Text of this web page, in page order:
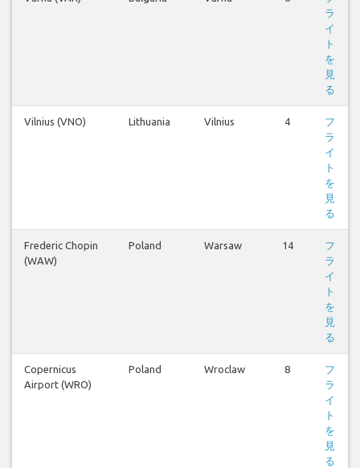
ラ
イ
ト
を
見
る
Vilnius (VNO) Lithuania Vilnius 4
フ
ラ
イ
ト
を
見
る
Frederic Chopin
(WAW)
Poland Warsaw 14
フ
ラ
イ
ト
を
見
る
Copernicus
Airport (WRO)
Poland Wroclaw 8
フ
ラ
イ
ト
を
見
る